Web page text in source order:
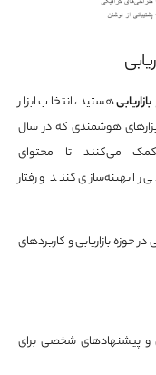
هستید، انتخاب ابزار
که در سال
تا محتوای
کنند و رفتار
بازاریابی و کاربردهای
شخصی برای